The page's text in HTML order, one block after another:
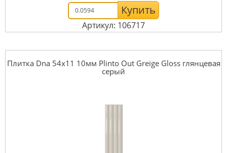
Купить
Артикул: 106717
Плитка Dna 54x11 10мм Plinto Out Greige Gloss глянцевая
серый